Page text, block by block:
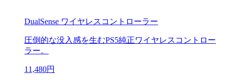
DualSense ワイヤレスコントローラー
圧倒的な没入感を生むPS5純正ワイヤレスコントロー
ラー。
11,480円